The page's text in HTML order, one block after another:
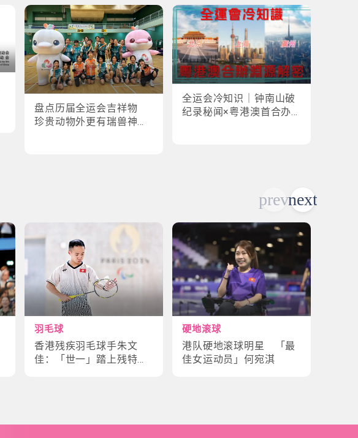
盘点历届全运会吉祥物
珍贵动物外更有瑞兽神话
全运会冷知识｜钟南山破
纪录秘闻×粤港澳首合办
羽毛球
香港残疾羽毛球手朱文
佳：「世一」踏上残特奥
硬地滚球
港队硬地滚球明星 「最
佳女运动员」何宛淇